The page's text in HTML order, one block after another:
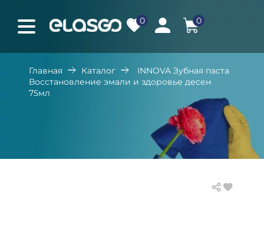
0 0
Главная Каталог
INNOVA Зубная паста
Восстановление эмали и здоровье десен
75мл